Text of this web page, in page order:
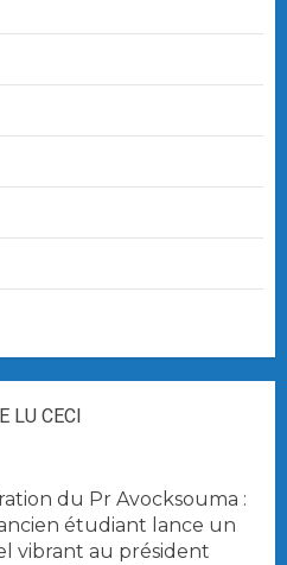
LU CECI
du Pr Avocksouma :
étudiant lance un
vibrant au président